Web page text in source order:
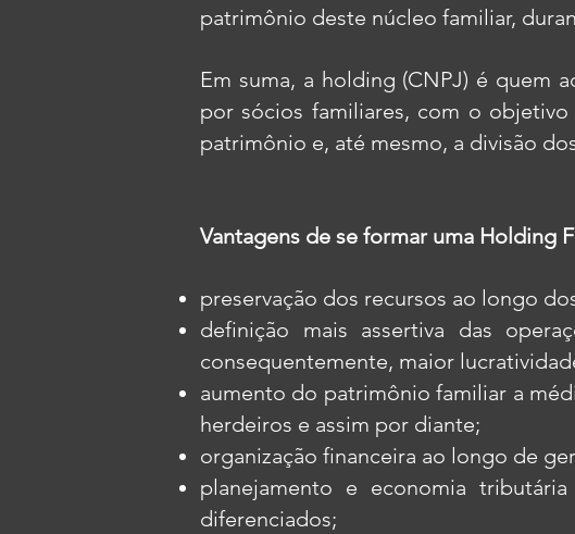
patrimônio deste núcleo familiar,
Em suma, a holding (CNPJ) é quem
por sócios familiares, com o
patrimônio e, até mesmo, a divisão
Vantagens de se formar uma Holding
preservação dos recursos ao longo
definição mais assertiva das
consequentemente, maior
aumento do patrimônio familiar a
herdeiros e assim por diante;
organização financeira ao longo de
planejamento e economia
diferenciados;